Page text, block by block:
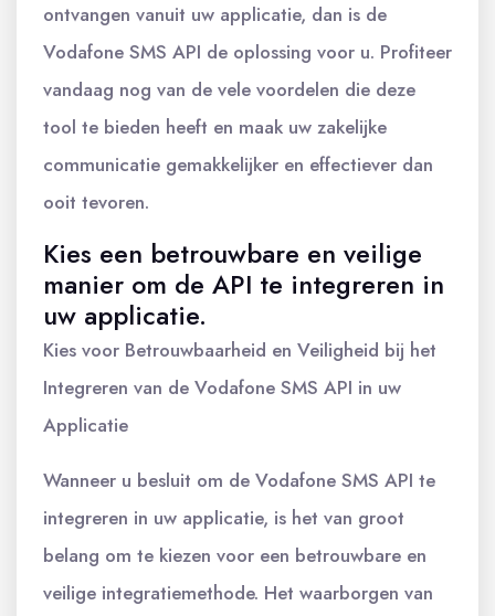
ontvangen vanuit uw applicatie, dan is de
Vodafone SMS API de oplossing voor u. Profiteer
vandaag nog van de vele voordelen die deze
tool te bieden heeft en maak uw zakelijke
communicatie gemakkelijker en effectiever dan
ooit tevoren.
Kies een betrouwbare en veilige
manier om de API te integreren in
uw applicatie.
Kies voor Betrouwbaarheid en Veiligheid bij het
Integreren van de Vodafone SMS API in uw
Applicatie
Wanneer u besluit om de Vodafone SMS API te
integreren in uw applicatie, is het van groot
belang om te kiezen voor een betrouwbare en
veilige integratiemethode. Het waarborgen van